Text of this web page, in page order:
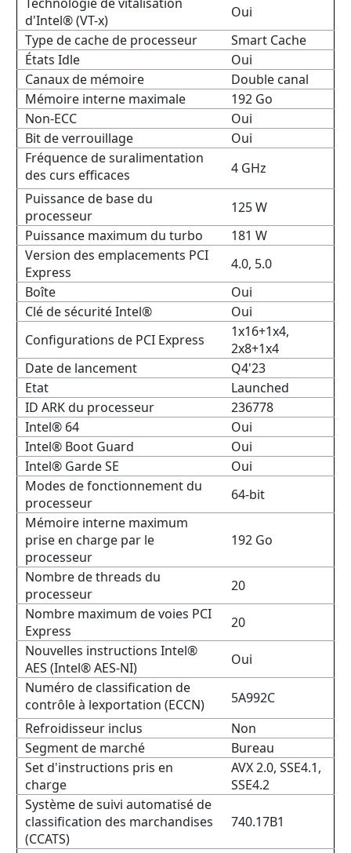
d'Intel® (VT-x)
Oui
Type de cache de processeur
Smart Cache
États Idle
Oui
Canaux de mémoire
Double canal
Mémoire interne maximale
192 Go
Non-ECC
Oui
Bit de verrouillage
Oui
Fréquence de suralimentation
des curs efficaces
4 GHz
Puissance de base du
processeur
125 W
Puissance maximum du turbo
181 W
Version des emplacements PCI
Express
4.0, 5.0
Boîte
Oui
Clé de sécurité Intel®
Oui
Configurations de PCI Express
1x16+1x4,
2x8+1x4
Date de lancement
Q4'23
Etat
Launched
ID ARK du processeur
236778
Intel® 64
Oui
Intel® Boot Guard
Oui
Intel® Garde SE
Oui
Modes de fonctionnement du
processeur
64-bit
Mémoire interne maximum
prise en charge par le
processeur
192 Go
Nombre de threads du
processeur
20
Nombre maximum de voies PCI
Express
20
Nouvelles instructions Intel®
AES (Intel® AES-NI)
Oui
Numéro de classification de
contrôle à lexportation (ECCN)
5A992C
Refroidisseur inclus
Non
Segment de marché
Bureau
Set d'instructions pris en
charge
AVX 2.0, SSE4.1,
SSE4.2
Système de suivi automatisé de
classification des marchandises
(CCATS)
740.17B1